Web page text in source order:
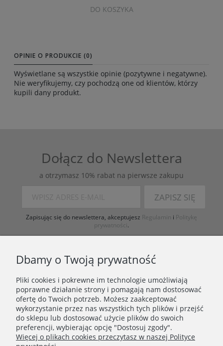
DO KOSZYKA
OPINIE O PRODUKCIE (0)
Wyświetlane są wszystkie opinie (pozytywne i negatywne).
Nie weryfikujemy, czy pochodzą one od klientów, którzy
kupili dany produkt.
Dołącz do Newslettera
a otrzymasz 10% rabat na pierwsze zakupu
ZAPISZ SIĘ
Zapisując się do newslettera, akceptujesz Regulamin i Politykę
prywatności.
ZAKUPY
PORADNIK
Dbamy o Twoją prywatność
Pliki cookies i pokrewne im technologie umożliwiają
poprawne działanie strony i pomagają nam dostosować
ofertę do Twoich potrzeb. Możesz zaakceptować
wykorzystanie przez nas wszystkich tych plików i przejść
do sklepu lub dostosować użycie plików do swoich
preferencji, wybierając opcję "Dostosuj zgody".
Więcej o plikach cookies przeczytasz w naszej Polityce